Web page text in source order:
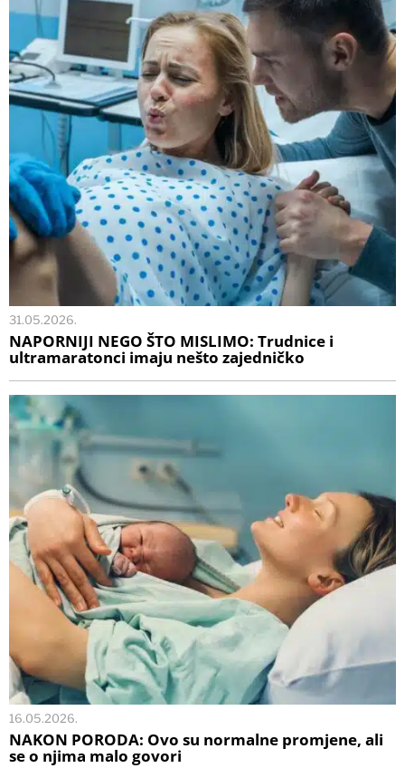
31.05.2026.
NAPORNIJI NEGO ŠTO MISLIMO: Trudnice i
ultramaratonci imaju nešto zajedničko
16.05.2026.
NAKON PORODA: Ovo su normalne promjene, ali
se o njima malo govori